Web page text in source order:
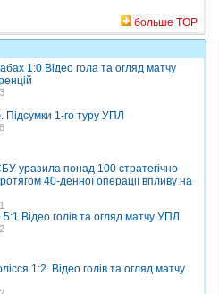
больше TOP
1:0 Відео гола та огляд матчу
Підсумки 1-го туру УПЛ
уразила понад 100 стратегічно
40-денної операції впливу на
Відео голів та огляд матчу УПЛ
1:2. Відео голів та огляд матчу